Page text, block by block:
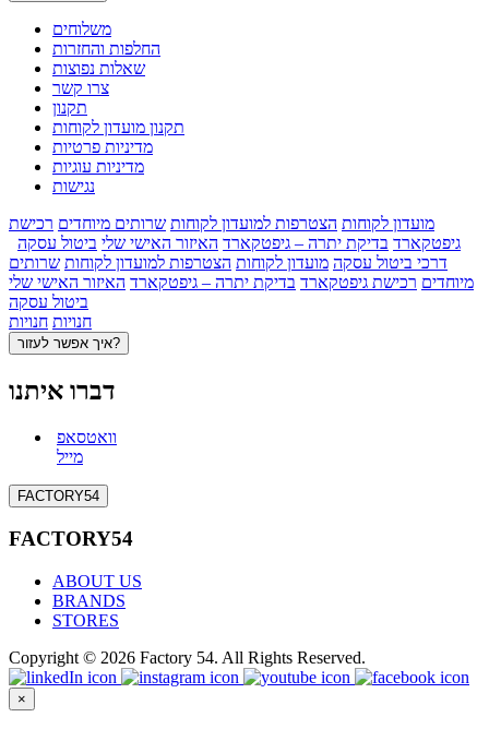
משלוחים
החלפות והחזרות
שאלות נפוצות
צרו קשר
תקנון
תקנון מועדון לקוחות
מדיניות פרטיות
מדיניות עוגיות
נגישות
מועדון לקוחות הצטרפות למועדון לקוחות שרותים מיוחדים רכישת
גיפטקארד בדיקת יתרה – גיפטקארד האיזור האישי שלי ביטול עסקה
דרכי ביטול עסקה מועדון לקוחות הצטרפות למועדון לקוחות שרותים
מיוחדים רכישת גיפטקארד בדיקת יתרה – גיפטקארד האיזור האישי שלי
ביטול עסקה
חנויות חנויות
איך אפשר לעזור?
דברו איתנו
וואטסאפ
מייל
FACTORY54
FACTORY54
ABOUT US
BRANDS
STORES
Copyright © 2026 Factory 54. All Rights Reserved.
×